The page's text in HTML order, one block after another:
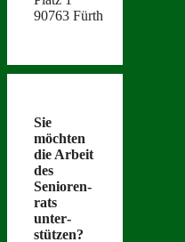
90763 Fürth
Sie
möcht­en
die Arbeit
des
Senioren­
rats
unter­
stützen?